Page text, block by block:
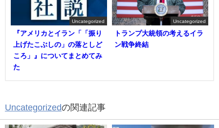
Uncategorized
『アメリカとイラン「「振り
上げたこぶしの」の落としど
ころ」』についてまとめてみ
た
Uncategorized
トランプ大統領の考えるイラ
ン戦争終結
Uncategorizedの関連記事